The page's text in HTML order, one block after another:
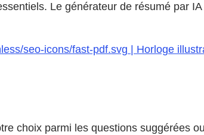
Le générateur de résumé par
seo-icons/fast-pdf.svg | Horloge
choix parmi les questions suggérées